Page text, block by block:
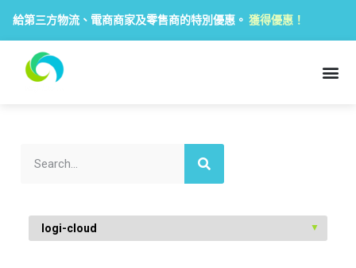
給第三方物流、電商商家及零售商的特別優惠。 獲得優惠！